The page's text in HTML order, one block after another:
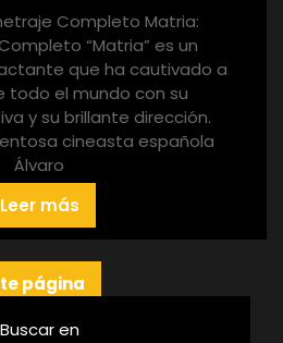
Completo Matria:
“Matria” es un
que ha cautivado a
todo el mundo con su
y su brillante dirección.
cineasta española
Álvaro
Leer más
página
Buscar en